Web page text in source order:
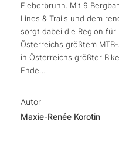
Fieberbrunn. Mit 9
Lines & Trails und dem
sorgt dabei die Region
Österreichs größtem
in Österreichs größter
Ende…
Autor
Maxie-Renée Korotin